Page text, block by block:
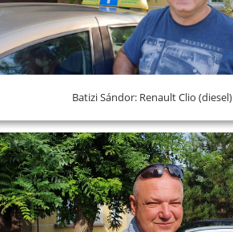
Batizi Sándor: Renault Clio (diesel)